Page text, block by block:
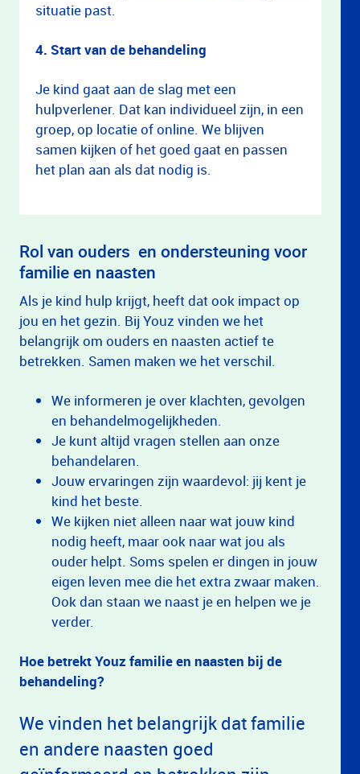
situatie past.
4. Start van de behandeling
Je kind gaat aan de slag met een
hulpverlener. Dat kan individueel zijn, in een
groep, op locatie of online. We blijven
samen kijken of het goed gaat en passen
het plan aan als dat nodig is.
Rol van ouders en ondersteuning voor
familie en naasten
Als je kind hulp krijgt, heeft dat ook impact op
jou en het gezin. Bij Youz vinden we het
belangrijk om ouders en naasten actief te
betrekken. Samen maken we het verschil.
We informeren je over klachten, gevolgen
en behandelmogelijkheden.
Je kunt altijd vragen stellen aan onze
behandelaren.
Jouw ervaringen zijn waardevol: jij kent je
kind het beste.
We kijken niet alleen naar wat jouw kind
nodig heeft, maar ook naar wat jou als
ouder helpt. Soms spelen er dingen in jouw
eigen leven mee die het extra zwaar maken.
Ook dan staan we naast je en helpen we je
verder.
Hoe betrekt Youz familie en naasten bij de
behandeling?
We vinden het belangrijk dat familie
en andere naasten goed